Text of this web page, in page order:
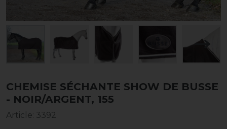
CHEMISE SÉCHANTE SHOW DE BUSSE
- NOIR/ARGENT, 155
Article: 3392